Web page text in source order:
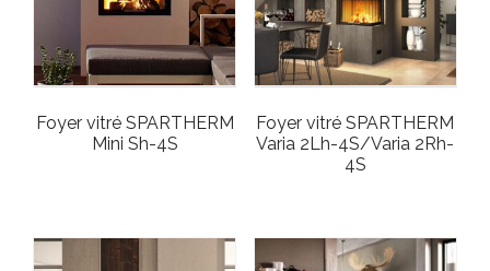
Foyer vitré SPARTHERM
Mini Sh-4S
Foyer vitré SPARTHERM
Varia 2Lh-4S/Varia 2Rh-
4S